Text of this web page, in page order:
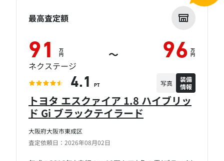
大阪府大阪市東成区
査定依頼日：2026年08月02日
トヨタ エスクァイア 1.8 ハイブリッ
ド Gi ブラックテイラード
最高査定額
91 万
円 ～ 96 万
円
ネクステージ
4.1 PT 写真
装備
情報